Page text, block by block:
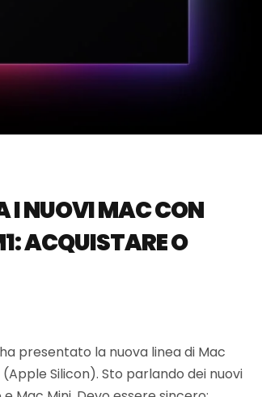
I NUOVI MAC CON
ACQUISTARE O
presentato la nuova linea di Mac
Silicon). Sto parlando dei nuovi